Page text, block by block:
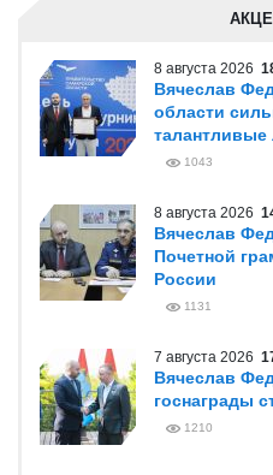
8 августа 2026
Вячеслав
области
1043
8 августа 2026
Вячеслав
Почетной
России
1131
7 августа 2026
Вячеслав
госнаграды
1210